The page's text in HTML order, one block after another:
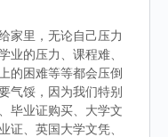
家里，无论自己压力
业的压力、课程难、
的困难等等都会压倒
气馁，因为我们特别
毕业证购买、大学文
证、英国大学文凭、